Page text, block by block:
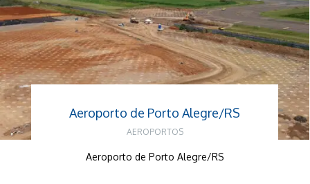
Aeroporto de Porto Alegre/RS
AEROPORTOS
Aeroporto de Porto Alegre/RS